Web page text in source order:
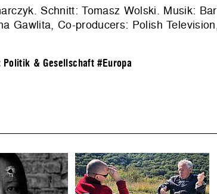
Schnitt: Tomasz Wolski. Musik:
Gawlita, Co-producers: Polish
Politik & Gesellschaft #Europa